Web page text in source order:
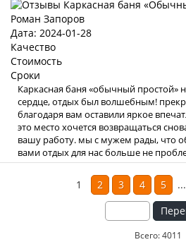
Роман Запоров
Дата: 2024-01-28
Качество
Стоимость
Сроки
Каркасная баня «обычный простой»
сердце, отдых был волшебным!
благодаря вам оставили яркое
это место хочется возвращаться
вашу работу. мы с мужем рады, что
вами отдых для нас больше не
1 2 3 4 5 ...
Всего: 4011